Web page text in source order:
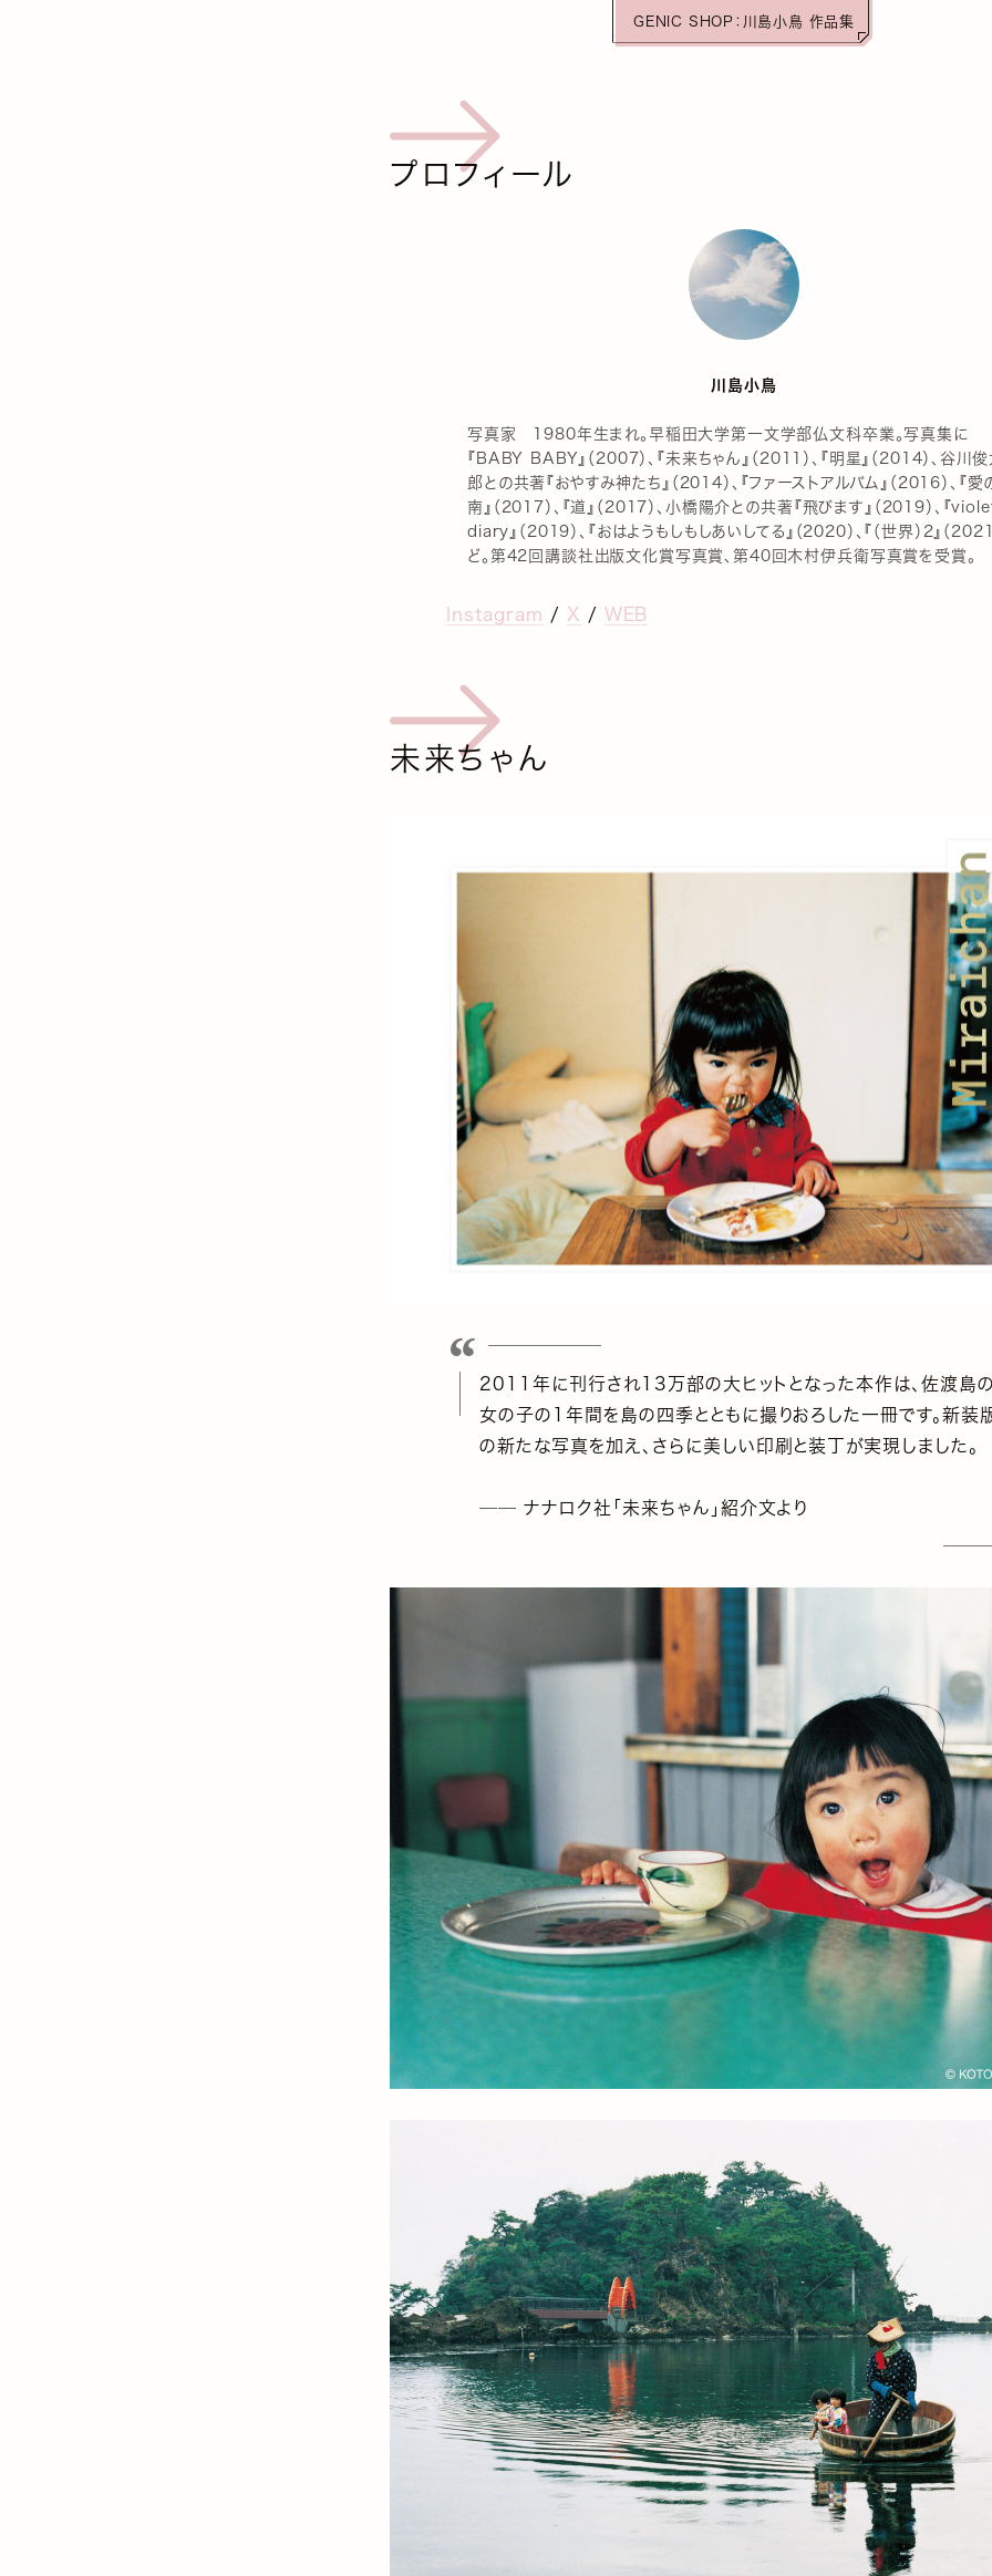
GENIC SHOP：川島小鳥 作品集
プロフィール
川島小鳥
写真家 1980年生まれ。早稲田大学第一文学部仏文科卒業。写真集に
『BABY BABY』（2007）、『未来ちゃん』（2011）、『明星』（2014）、谷川俊
郎との共著『おやすみ神たち』（2014）、『ファーストアルバム』（2016）、『愛
南』（2017）、『道』（2017）、小橋陽介との共著『飛びます』（2019）、『
diary』（2019）、『おはようもしもしあいしてる』（2020）、『（世界）2』（
ど。第42回講談社出版文化賞写真賞、第40回木村伊兵衛写真賞を受賞。
Instagram / X / WEB
未来ちゃん
2011年に刊行され13万部の大ヒットとなった本作は、佐渡島
女の子の1年間を島の四季とともに撮りおろした一冊です。新装
の新たな写真を加え、さらに美しい印刷と装丁が実現しました。
── ナナロク社「未来ちゃん」紹介文より